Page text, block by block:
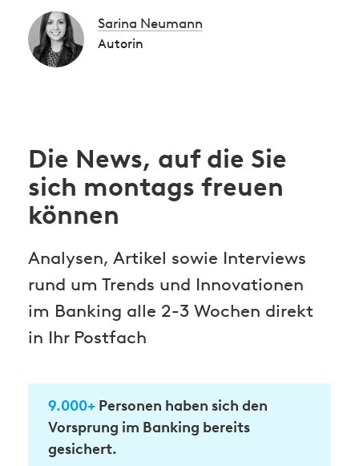
Sarina Neumann
Autorin
Die News, auf die Sie
sich montags freuen
können
Analysen, Artikel sowie Interviews
rund um Trends und Innovationen
im Banking alle 2-3 Wochen direkt
in Ihr Postfach
9.000+ Personen haben sich den
Vorsprung im Banking bereits
gesichert.